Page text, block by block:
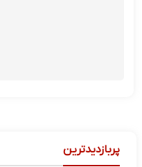
پربازدیدترین